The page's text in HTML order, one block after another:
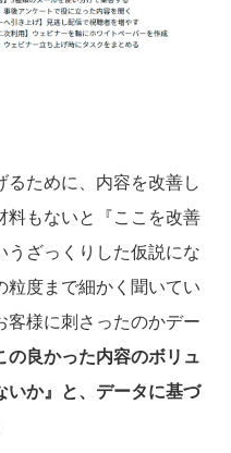
ために、内容を改善し
料もないと『ここを改善
ざっくりした仮説にな
粒度まで細かく聞いてい
客様に刺さったのかデー
の良かった内容のボリュ
いか』と、データに基づ